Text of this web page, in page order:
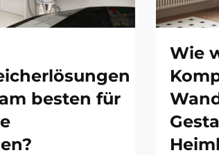
besten für
Wie